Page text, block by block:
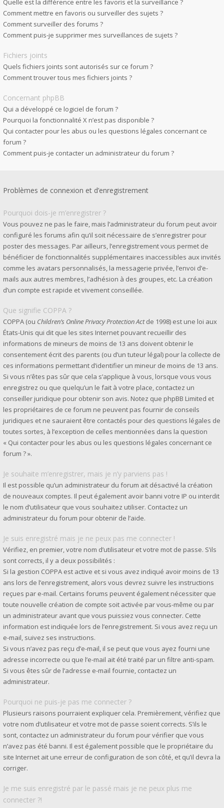
Quelle est la différence entre les favoris et la surveillance ?
Comment mettre en favoris ou surveiller des sujets ?
Comment surveiller des forums ?
Comment puis-je supprimer mes surveillances de sujets ?
Fichiers joints
Quels fichiers joints sont autorisés sur ce forum ?
Comment trouver tous mes fichiers joints ?
Concernant phpBB
Qui a développé ce logiciel de forum ?
Pourquoi la fonctionnalité X n’est pas disponible ?
Qui contacter pour les abus ou les questions légales concernant ce
forum ?
Comment puis-je contacter un administrateur du forum ?
Problèmes de connexion et d’enregistrement
Pourquoi dois-je m’enregistrer ?
Vous pouvez ne pas le faire, mais l’administrateur du forum peut avoir
configuré les forums afin qu’il soit nécessaire de s’enregistrer pour
poster des messages. Par ailleurs, l’enregistrement vous permet de
bénéficier de fonctionnalités supplémentaires inaccessibles aux invités
comme les avatars personnalisés, la messagerie privée, l’envoi d’e-
mails aux autres membres, l’adhésion à des groupes, etc. La création
d’un compte est rapide et vivement conseillée.
Que signifie COPPA ?
COPPA (ou Children’s Online Privacy Protection Actde 1998) est une loi aux
États-Unis qui dit que les sites Internet pouvant recueillir des
informations de mineurs de moins de 13 ans doivent obtenir le
consentement écrit des parents (ou d’un tuteur légal) pour la collecte de
ces informations permettant d’identifier un mineur de moins de 13 ans.
Si vous n’êtes pas sûr que cela s’applique à vous, lorsque vous vous
enregistrez ou que quelqu’un le fait à votre place, contactez un
conseiller juridique pour obtenir son avis. Notez que phpBB Limited et
les propriétaires de ce forum ne peuvent pas fournir de conseils
juridiques et ne sauraient être contactés pour des questions légales de
toutes sortes, à l’exception de celles mentionnées dans la question
« Qui contacter pour les abus ou les questions légales concernant ce
forum ? ».
Je souhaite m’enregistrer, mais je n’y parviens pas !
Il est possible qu’un administrateur du forum ait désactivé la création
de nouveaux comptes. Il peut également avoir banni votre IP ou interdit
le nom d’utilisateur que vous souhaitez utiliser. Contactez un
administrateur du forum pour obtenir de l’aide.
Je suis enregistré mais je ne peux pas me connecter !
Vérifiez, en premier, votre nom d’utilisateur et votre mot de passe. S’ils
sont corrects, il y a deux possibilités :
Si la gestion COPPA est active et si vous avez indiqué avoir moins de 13
ans lors de l’enregistrement, alors vous devrez suivre les instructions
reçues par e-mail. Certains forums peuvent également nécessiter que
toute nouvelle création de compte soit activée par vous-même ou par
un administrateur avant que vous puissiez vous connecter. Cette
information est indiquée lors de l’enregistrement. Si vous avez reçu un
e-mail, suivez ses instructions.
Si vous n’avez pas reçu d’e-mail, il se peut que vous ayez fourni une
adresse incorrecte ou que l’e-mail ait été traité par un filtre anti-spam.
Si vous êtes sûr de l’adresse e-mail fournie, contactez un
administrateur.
Pourquoi ne puis-je pas me connecter ?
Plusieurs raisons pourraient expliquer cela. Premièrement, vérifiez que
votre nom d’utilisateur et votre mot de passe soient corrects. S’ils le
sont, contactez un administrateur du forum pour vérifier que vous
n’avez pas été banni. Il est également possible que le propriétaire du
site Internet ait une erreur de configuration de son côté, et qu’il devra la
corriger.
Je me suis enregistré par le passé mais je ne peux plus me
connecter ?!